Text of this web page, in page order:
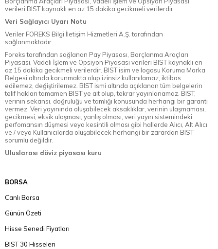
verileri BIST kaynaklı en az 15 dakika gecikmeli verilerdir.
Veri Sağlayıcı Uyarı Notu
Veriler FOREKS Bilgi İletişim Hizmetleri A.Ş. tarafından
sağlanmaktadır.
Foreks tarafından sağlanan Pay Piyasası, Borçlanma Araçları
Piyasası, Vadeli İşlem ve Opsiyon Piyasası verileri BIST kaynaklı en
az 15 dakika gecikmeli verilerdir. BIST isim ve logosu Koruma Marka
Belgesi altında korunmakta olup izinsiz kullanılamaz, iktibas
edilemez, değiştirilemez. BIST ismi altında açıklanan tüm belgelerin
telif hakları tamamen BIST'ye ait olup, tekrar yayınlanamaz. BIST,
verinin sekansı, doğruluğu ve tamlığı konusunda herhangi bir garanti
vermez. Veri yayınında oluşabilecek aksaklıklar, verinin ulaşmaması,
gecikmesi, eksik ulaşması, yanlış olması, veri yayın sistemindeki
perfomansın düşmesi veya kesintili olması gibi hallerde Alıcı, Alt Alıcı
ve / veya Kullanıcılarda oluşabilecek herhangi bir zarardan BIST
sorumlu değildir.
Uluslarası döviz piyasası kuru
BORSA
Canlı Borsa
Günün Özeti
Hisse Senedi Fiyatları
BIST 30 Hisseleri